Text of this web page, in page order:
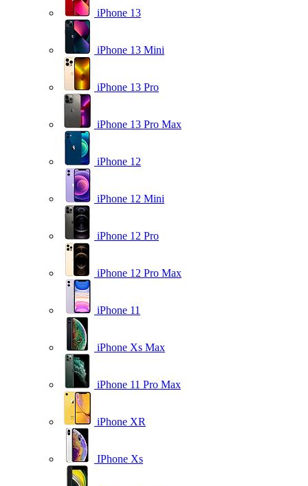
iPhone 13
iPhone 13 Mini
iPhone 13 Pro
iPhone 13 Pro Max
iPhone 12
iPhone 12 Mini
iPhone 12 Pro
iPhone 12 Pro Max
iPhone 11
iPhone Xs Max
iPhone 11 Pro Max
iPhone XR
IPhone Xs